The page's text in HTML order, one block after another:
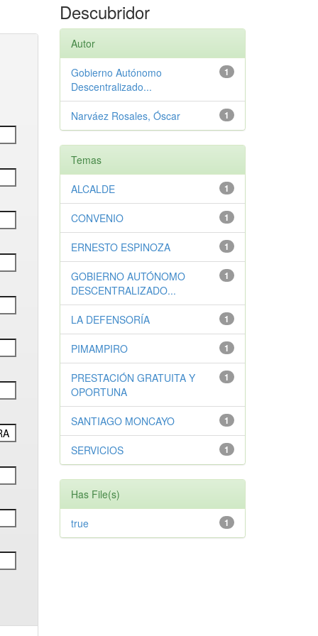
Descubridor
Autor
1
Gobierno Autónomo
Descentralizado...
1
Narváez Rosales, Óscar
Temas
1
ALCALDE
1
CONVENIO
1
ERNESTO ESPINOZA
1
GOBIERNO AUTÓNOMO
DESCENTRALIZADO...
1
LA DEFENSORÍA
1
PIMAMPIRO
1
PRESTACIÓN GRATUITA Y
OPORTUNA
1
SANTIAGO MONCAYO
1
SERVICIOS
Has File(s)
1
true